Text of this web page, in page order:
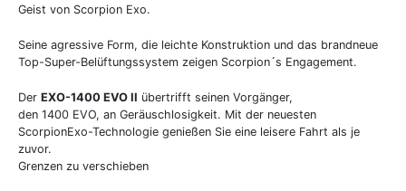
Geist von Scorpion Exo.
Seine agressive Form, die leichte Konstruktion und das brandneue
Top-Super-Belüftungssystem zeigen Scorpion´s Engagement.
Der EXO-1400 EVO II übertrifft seinen Vorgänger,
den 1400 EVO, an Geräuschlosigkeit. Mit der neuesten
ScorpionExo-Technologie genießen Sie eine leisere Fahrt als je
zuvor.
Grenzen zu verschieben